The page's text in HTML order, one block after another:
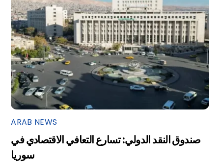
ARAB NEWS
صندوق النقد الدولي: تسارع التعافي الاقتصادي في
سوريا